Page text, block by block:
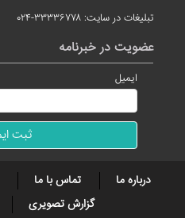
تبلیغات در سایت: ۳۳۳۳۶۷۷۸-۰۲۴
عضویت در خبرنامه
ایمیل
درباره ما تماس با ما
گزارش تصویری